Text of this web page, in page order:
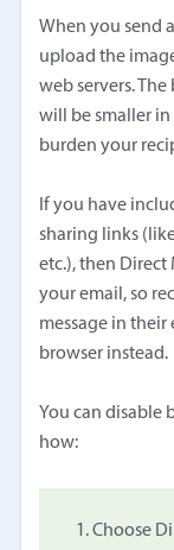
When you send
upload the
web servers.
will be smaller in
burden your
If you have
sharing links
etc.), then
your email, so
message in
browser instead.
You can disable
how:
Choose